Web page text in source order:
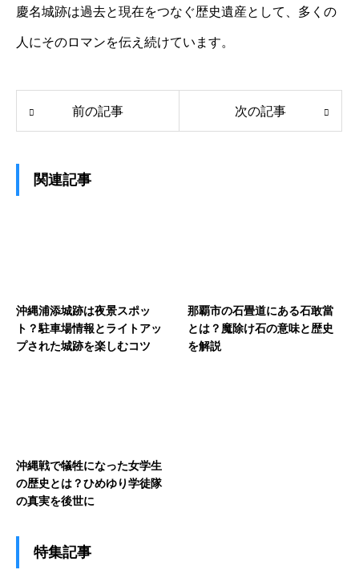
慶名城跡は過去と現在をつなぐ歴史遺産として、多くの
人にそのロマンを伝え続けています。
前の記事 次の記事
関連記事
沖縄浦添城跡は夜景スポッ
ト？駐車場情報とライトアッ
プされた城跡を楽しむコツ
那覇市の石畳道にある石敢當
とは？魔除け石の意味と歴史
を解説
沖縄戦で犠牲になった女学生
の歴史とは？ひめゆり学徒隊
の真実を後世に
特集記事